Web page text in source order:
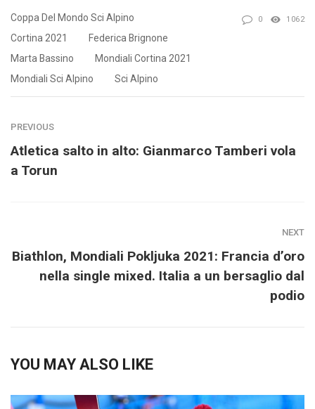
Coppa Del Mondo Sci Alpino
Cortina 2021
Federica Brignone
Marta Bassino
Mondiali Cortina 2021
Mondiali Sci Alpino
Sci Alpino
0 1062
PREVIOUS
Atletica salto in alto: Gianmarco Tamberi vola
a Torun
NEXT
Biathlon, Mondiali Pokljuka 2021: Francia d’oro
nella single mixed. Italia a un bersaglio dal
podio
YOU MAY ALSO LIKE